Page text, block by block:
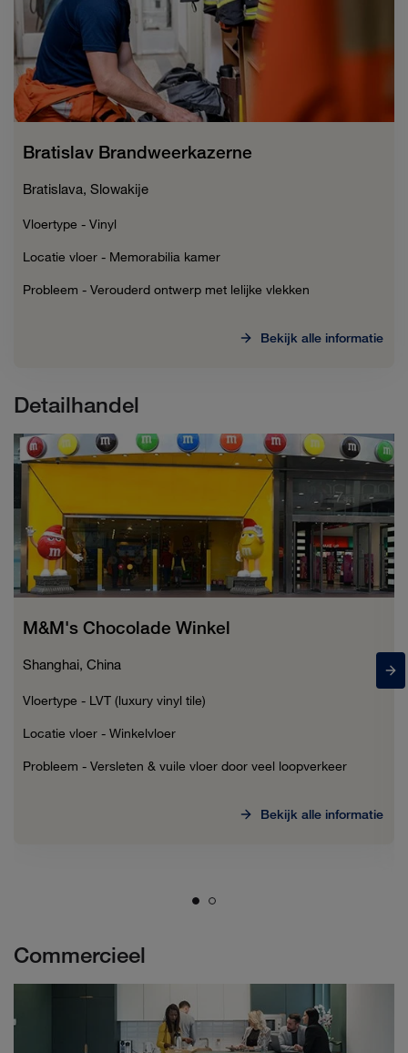
Bratislav Brandweerkazerne
Bratislava, Slowakije
Vloertype - Vinyl
Locatie vloer - Memorabilia kamer
Probleem - Verouderd ontwerp met lelijke vlekken
Bekijk alle informatie
Detailhandel
M&M's Chocolade Winkel
Shanghai, China
Vloertype - LVT (luxury vinyl tile)
Locatie vloer - Winkelvloer
Probleem - Versleten & vuile vloer door veel loopverkeer
Bekijk alle informatie
Commercieel